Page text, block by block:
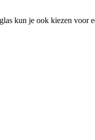
kun je ook kiezen voor